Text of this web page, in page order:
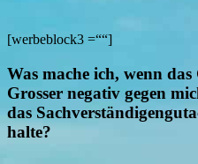
[werbeblock3 =““]
Was mache ich, wenn
Grosser negativ gegen
das
halte?